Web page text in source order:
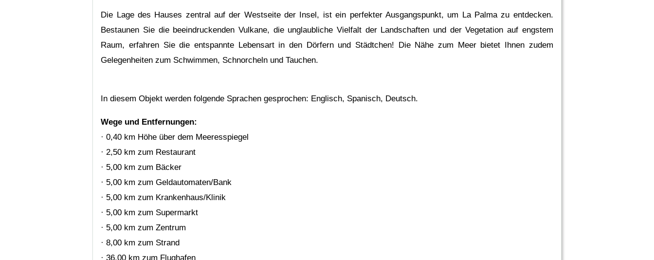
Die Lage des Hauses zentral auf der Westseite der Insel, ist ein perfekter Ausgangspunkt, um La Palma zu entdecken.
Bestaunen Sie die beeindruckenden Vulkane, die unglaubliche Vielfalt der Landschaften und der Vegetation auf engstem
Raum, erfahren Sie die entspannte Lebensart in den Dörfern und Städtchen! Die Nähe zum Meer bietet Ihnen zudem
Gelegenheiten zum Schwimmen, Schnorcheln und Tauchen.
In diesem Objekt werden folgende Sprachen gesprochen: Englisch, Spanisch, Deutsch.
Wege und Entfernungen:
· 0,40 km Höhe über dem Meeresspiegel
· 2,50 km zum Restaurant
· 5,00 km zum Bäcker
· 5,00 km zum Geldautomaten/Bank
· 5,00 km zum Krankenhaus/Klinik
· 5,00 km zum Supermarkt
· 5,00 km zum Zentrum
· 8,00 km zum Strand
· 36,00 km zum Flughafen